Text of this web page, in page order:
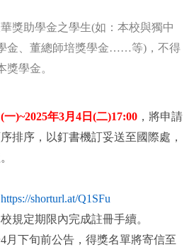
獎助學金之學生(如：本校與獨中
金、董總師培獎學金……等)，不得
獎學金。
一)~2025年3月4日(二)17:00 ，將申請
排序，以釘書機訂妥送至國際處，
https://shorturl.at/Q1SFu
規定期限內完成註冊手續。
月下旬前公告，得獎名單將寄信至